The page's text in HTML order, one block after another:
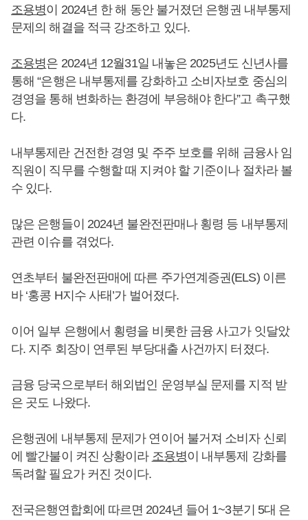
조용병이 2024년 한 해 동안 불거졌던 은행권 내부통제
문제의 해결을 적극 강조하고 있다.
조용병은 2024년 12월31일 내놓은 2025년도 신년사를
통해 “은행은 내부통제를 강화하고 소비자보호 중심의
경영을 통해 변화하는 환경에 부응해야 한다”고 촉구했
다.
내부통제란 건전한 경영 및 주주 보호를 위해 금융사 임
직원이 직무를 수행할 때 지켜야 할 기준이나 절차라 볼
수 있다.
많은 은행들이 2024년 불완전판매나 횡령 등 내부통제
관련 이슈를 겪었다.
연초부터 불완전판매에 따른 주가연계증권(ELS) 이른
바 ‘홍콩 H지수 사태’가 벌어졌다.
이어 일부 은행에서 횡령을 비롯한 금융 사고가 잇달았
다. 지주 회장이 연루된 부당대출 사건까지 터졌다.
금융 당국으로부터 해외법인 운영부실 문제를 지적 받
은 곳도 나왔다.
은행권에 내부통제 문제가 연이어 불거져 소비자 신뢰
에 빨간불이 켜진 상황이라 조용병이 내부통제 강화를
독려할 필요가 커진 것이다.
전국은행연합회에 따르면 2024년 들어 1~3분기 5대 은